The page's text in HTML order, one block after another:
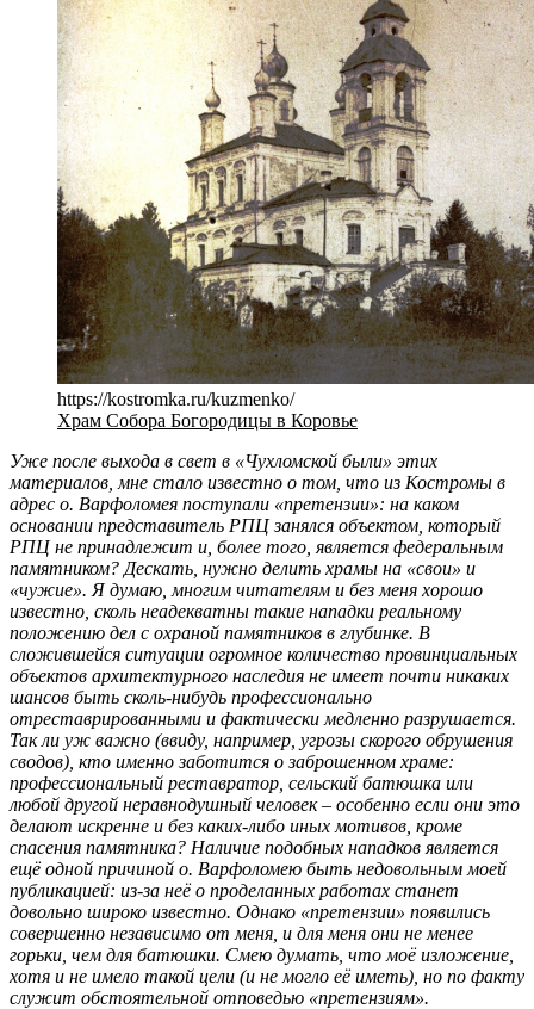
https://kostromka.ru/kuzmenko/
Храм Собора Богородицы в Коровье
Уже после выхода в свет в «Чухломской были» этих
материалов, мне стало известно о том, что из Костромы в
адрес о. Варфоломея поступали «претензии»: на каком
основании представитель РПЦ занялся объектом, который
РПЦ не принадлежит и, более того, является федеральным
памятником? Дескать, нужно делить храмы на «свои» и
«чужие». Я думаю, многим читателям и без меня хорошо
известно, сколь неадекватны такие нападки реальному
положению дел с охраной памятников в глубинке. В
сложившейся ситуации огромное количество провинциальных
объектов архитектурного наследия не имеет почти никаких
шансов быть сколь-нибудь профессионально
отреставрированными и фактически медленно разрушается.
Так ли уж важно (ввиду, например, угрозы скорого обрушения
сводов), кто именно заботится о заброшенном храме:
профессиональный реставратор, сельский батюшка или
любой другой неравнодушный человек – особенно если они это
делают искренне и без каких-либо иных мотивов, кроме
спасения памятника? Наличие подобных нападков является
ещё одной причиной о. Варфоломею быть недовольным моей
публикацией: из-за неё о проделанных работах станет
довольно широко известно. Однако «претензии» появились
совершенно независимо от меня, и для меня они не менее
горьки, чем для батюшки. Смею думать, что моё изложение,
хотя и не имело такой цели (и не могло её иметь), но по факту
служит обстоятельной отповедью «претензиям».